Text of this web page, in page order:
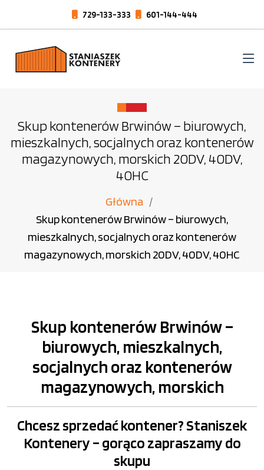
729-133-333 601-144-444
Skup kontenerów Brwinów – biurowych,
mieszkalnych, socjalnych oraz kontenerów
magazynowych, morskich 20DV, 40DV,
40HC
Główna
Skup kontenerów Brwinów – biurowych,
mieszkalnych, socjalnych oraz kontenerów
magazynowych, morskich 20DV, 40DV, 40HC
Skup kontenerów Brwinów –
biurowych, mieszkalnych,
socjalnych oraz kontenerów
magazynowych, morskich
Chcesz sprzedać kontener? Staniszek
Kontenery – gorąco zapraszamy do
skupu